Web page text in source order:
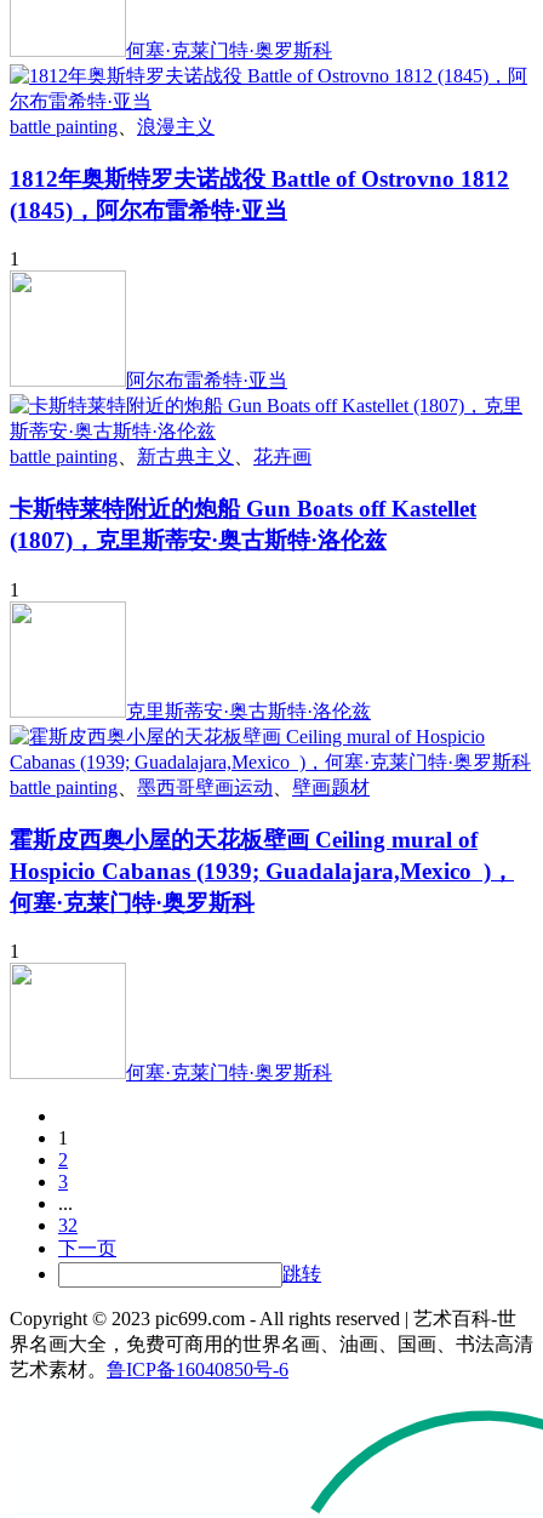
何塞·克莱门特·奥罗斯科
battle painting 浪漫主义
1812年奥斯特罗夫诺战役 Battle of Ostrovno 1812
(1845)，阿尔布雷希特·亚当
1
阿尔布雷希特·亚当
battle painting 新古典主义 花卉画
卡斯特莱特附近的炮船 Gun Boats off Kastellet
(1807)，克里斯蒂安·奥古斯特·洛伦兹
1
克里斯蒂安·奥古斯特·洛伦兹
battle painting 墨西哥壁画运动 壁画题材
霍斯皮西奥小屋的天花板壁画 Ceiling mural of
Hospicio Cabanas (1939; Guadalajara,Mexico )，
何塞·克莱门特·奥罗斯科
1
何塞·克莱门特·奥罗斯科
1
2
3
...
32
下一页
跳转
Copyright © 2023 pic699.com - All rights reserved | 艺术百科-世
界名画大全，免费可商用的世界名画、油画、国画、书法高清
艺术素材。 鲁ICP备16040850号-6